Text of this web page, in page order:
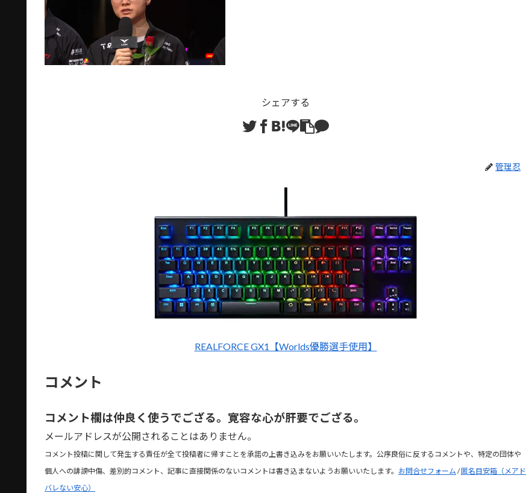
シェアする
管理忍
REALFORCE GX1【Worlds優勝選手使用】
コメント
コメント欄は仲良く使うでござる。寛容な心が肝要でござる。
メールアドレスが公開されることはありません。
コメント投稿に関して発生する責任が全て投稿者に帰すことを承諾の上書き込みをお願いいたします。公序良俗に反するコメントや、特定の団体や
個人への誹謗中傷、差別的コメント、記事に直接関係のないコメントは書き込まないようお願いいたします。 お問合せフォーム /匿名目安箱（メアド
バレない安心）